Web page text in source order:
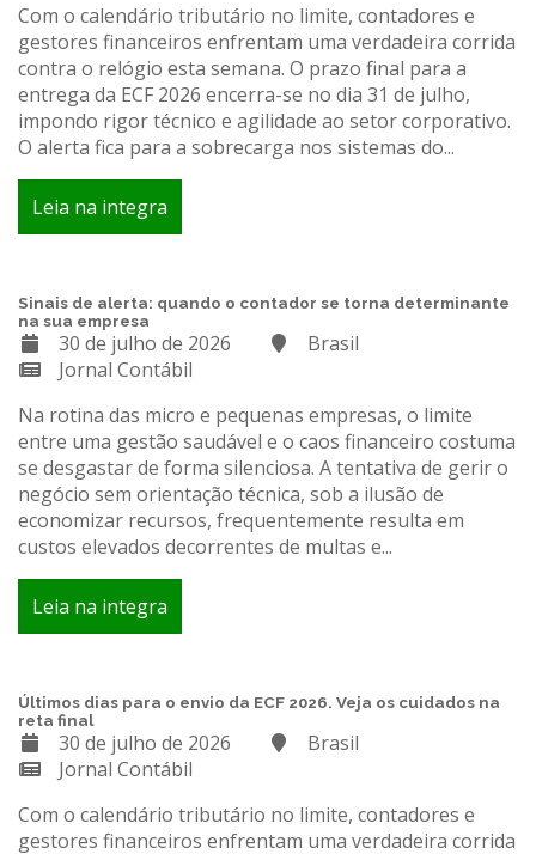
Com o calendário tributário no limite, contadores e
gestores financeiros enfrentam uma verdadeira corrida
contra o relógio esta semana. O prazo final para a
entrega da ECF 2026 encerra-se no dia 31 de julho,
impondo rigor técnico e agilidade ao setor corporativo.
O alerta fica para a sobrecarga nos sistemas do...
Leia na integra
Sinais de alerta: quando o contador se torna determinante
na sua empresa
30 de julho de 2026
Brasil
Jornal Contábil
Na rotina das micro e pequenas empresas, o limite
entre uma gestão saudável e o caos financeiro costuma
se desgastar de forma silenciosa. A tentativa de gerir o
negócio sem orientação técnica, sob a ilusão de
economizar recursos, frequentemente resulta em
custos elevados decorrentes de multas e...
Leia na integra
Últimos dias para o envio da ECF 2026. Veja os cuidados na
reta final
30 de julho de 2026
Brasil
Jornal Contábil
Com o calendário tributário no limite, contadores e
gestores financeiros enfrentam uma verdadeira corrida